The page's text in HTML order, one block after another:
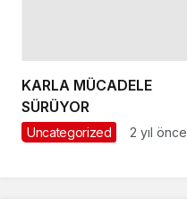
KARLA MÜCADELE
SÜRÜYOR
Uncategorized 2 yıl önce